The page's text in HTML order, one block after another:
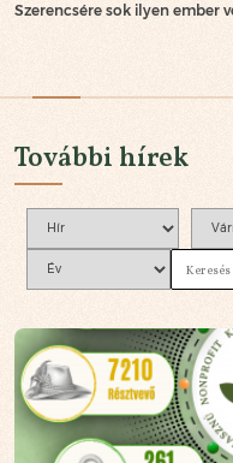
Szerencsére sok ilyen ember
További hírek